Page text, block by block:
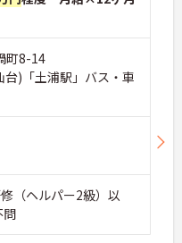
町8-14
台)「土浦駅」バス・車
（ヘルパー2級）以
問